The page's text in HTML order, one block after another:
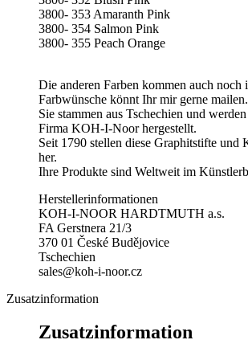
3800- 353 Amaranth Pink
3800- 354 Salmon Pink
3800- 355 Peach Orange
Die anderen Farben kommen auch noch
Farbwünsche könnt Ihr mir gerne mailen.
Sie stammen aus Tschechien und
Firma KOH-I-Noor hergestellt.
Seit 1790 stellen diese Graphitstifte und
her.
Ihre Produkte sind Weltweit im
Herstellerinformationen
KOH-I-NOOR HARDTMUTH a.s.
FA Gerstnera 21/3
370 01 České Budějovice
Tschechien
sales@koh-i-noor.cz
Zusatzinformation
Zusatzinformation